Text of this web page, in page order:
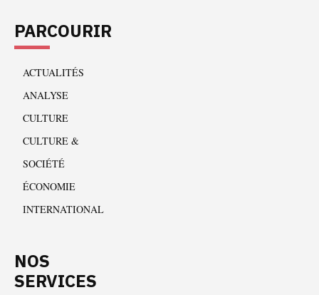
PARCOURIR
ACTUALITÉS
ANALYSE
CULTURE
CULTURE &
SOCIÉTÉ
ÉCONOMIE
INTERNATIONAL
NOS
SERVICES